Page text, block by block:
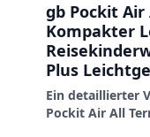
gb Pockit
Kompakter
Plus
Ein detaillierter
Pockit Air All